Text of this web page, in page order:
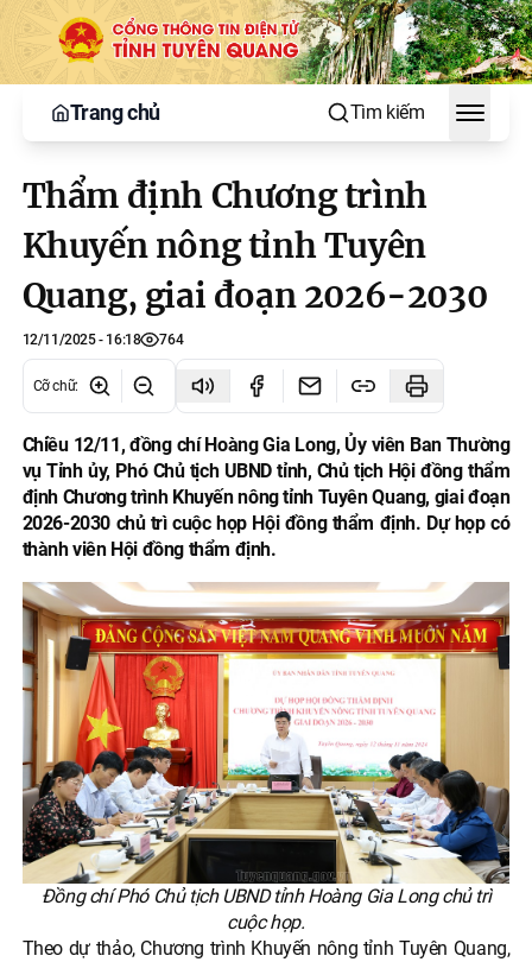
Trang chủ Tìm kiếm
Toggle
Thẩm định Chương trình
Khuyến nông tỉnh Tuyên
Quang, giai đoạn 2026-2030
12/11/2025 - 16:18 764
Cỡ chữ:
Chiều 12/11, đồng chí Hoàng Gia Long, Ủy viên Ban Thường
vụ Tỉnh ủy, Phó Chủ tịch UBND tỉnh, Chủ tịch Hội đồng thẩm
định Chương trình Khuyến nông tỉnh Tuyên Quang, giai đoạn
2026-2030 chủ trì cuộc họp Hội đồng thẩm định. Dự họp có
thành viên Hội đồng thẩm định.
Đồng chí Phó Chủ tịch UBND tỉnh Hoàng Gia Long chủ trì
cuộc họp.
Theo dự thảo, Chương trình Khuyến nông tỉnh Tuyên Quang,